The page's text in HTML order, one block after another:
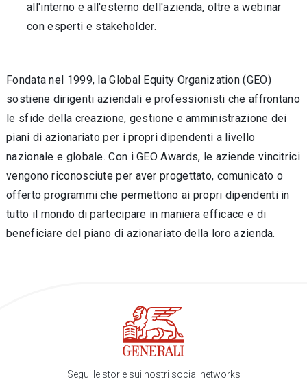
all'interno e all'esterno dell'azienda, oltre a webinar
con esperti e stakeholder.
Fondata nel 1999, la Global Equity Organization (GEO)
sostiene dirigenti aziendali e professionisti che affrontano
le sfide della creazione, gestione e amministrazione dei
piani di azionariato per i propri dipendenti a livello
nazionale e globale. Con i GEO Awards, le aziende vincitrici
vengono riconosciute per aver progettato, comunicato o
offerto programmi che permettono ai propri dipendenti in
tutto il mondo di partecipare in maniera efficace e di
beneficiare del piano di azionariato della loro azienda.
Segui le storie sui nostri social networks